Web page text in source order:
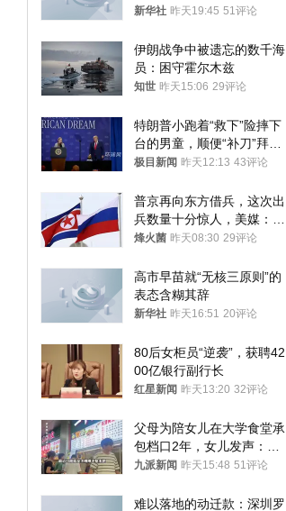
新华社 昨天19:45 51评论
伊朗战争中被遗忘的数千海
员：困守霍尔木兹
知世 昨天15:06 29评论
特朗普小跑着“救下”险摔下
台的男童，顺便“补刀”拜
登：“我可不想他像拜登一
极目新闻 昨天12:13 43评论
普京再向东方借兵，这次出
兵数量十分惊人，美媒：俄
朝要动真格？
烽火菌 昨天08:30 29评论
高市早苗就“无核三原则”的
表态含糊其辞
新华社 昨天16:51 20评论
80后女柜员“逆袭”，获聘42
00亿银行副行长
红星新闻 昨天13:20 32评论
父母为陪女儿在大学食堂承
包档口2年，女儿发声：初
衷是为了陪伴，毕业后将不
九派新闻 昨天15:48 51评论
难以落地的动迁款：深圳罗